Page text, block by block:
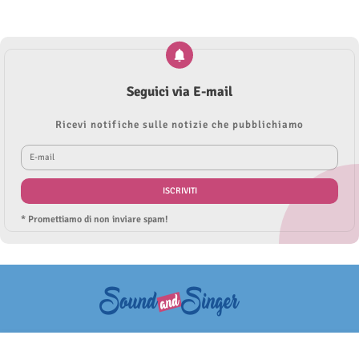
Seguici via E-mail
Ricevi notifiche sulle notizie che pubblichiamo
* Promettiamo di non inviare spam!